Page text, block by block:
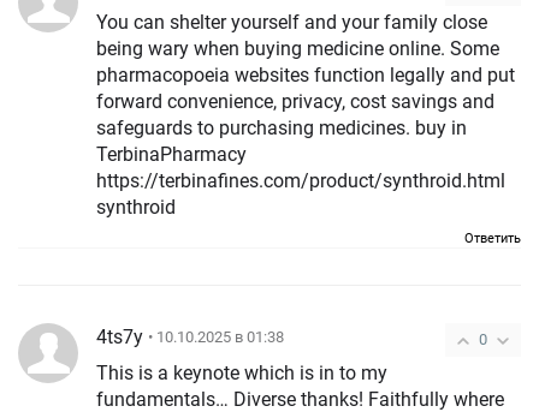
You can shelter yourself and your family close
being wary when buying medicine online. Some
pharmacopoeia websites function legally and put
forward convenience, privacy, cost savings and
safeguards to purchasing medicines. buy in
TerbinaPharmacy
https://terbinafines.com/product/synthroid.html
synthroid
Ответить
0
4ts7y • 10.10.2025 в 01:38
This is a keynote which is in to my
fundamentals… Diverse thanks! Faithfully where